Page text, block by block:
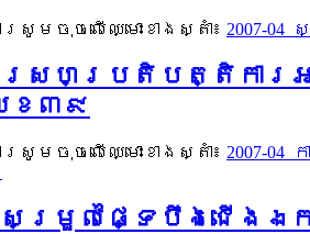
មចុចលើឈ្មោះខាងស្តាំ៖ 2007-
រងារសហប្រតិបត្តិក
ខ៣៩
មចុចលើឈ្មោះខាងស្តាំ៖ 2007-
កែសម្រួលផ្ទៃបឹងជើង